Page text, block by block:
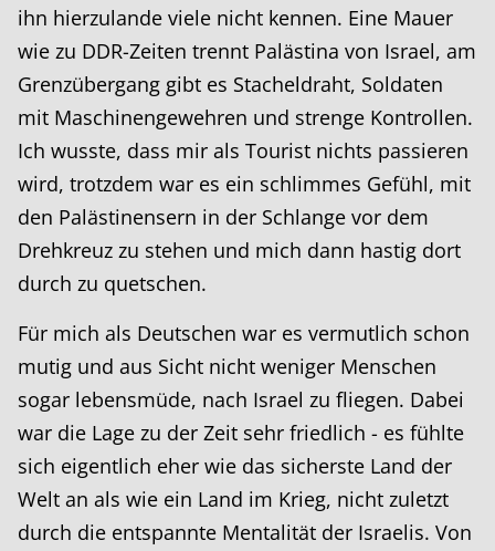
ihn hierzulande viele nicht kennen. Eine Mauer
wie zu DDR-Zeiten trennt Palästina von Israel, am
Grenzübergang gibt es Stacheldraht, Soldaten
mit Maschinengewehren und strenge Kontrollen.
Ich wusste, dass mir als Tourist nichts passieren
wird, trotzdem war es ein schlimmes Gefühl, mit
den Palästinensern in der Schlange vor dem
Drehkreuz zu stehen und mich dann hastig dort
durch zu quetschen.
Für mich als Deutschen war es vermutlich schon
mutig und aus Sicht nicht weniger Menschen
sogar lebensmüde, nach Israel zu fliegen. Dabei
war die Lage zu der Zeit sehr friedlich - es fühlte
sich eigentlich eher wie das sicherste Land der
Welt an als wie ein Land im Krieg, nicht zuletzt
durch die entspannte Mentalität der Israelis. Von